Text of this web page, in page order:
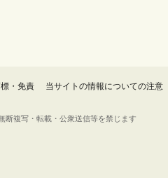
・免責 当サイトの情報についての注意
断複写・転載・公衆送信等を禁じます